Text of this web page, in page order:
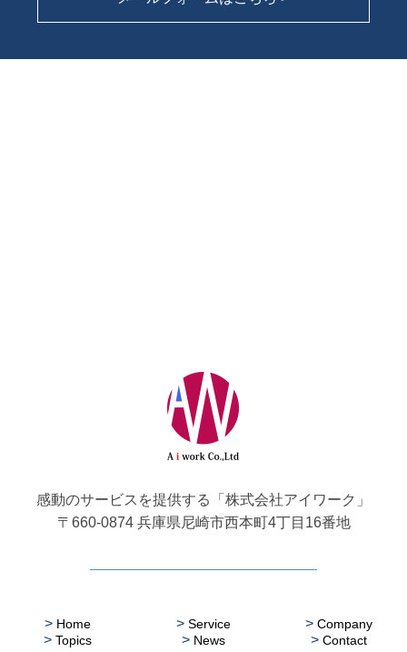
感動のサービスを提供する「株式会社アイワーク」
〒660-0874 兵庫県尼崎市西本町4丁目16番地
> Home > Service >Company
>Topics > News >Contact